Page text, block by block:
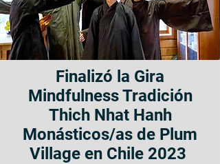
Finalizó la Gira
Mindfulness Tradición
Thich Nhat Hanh
Monásticos/as de Plum
Village en Chile 2023